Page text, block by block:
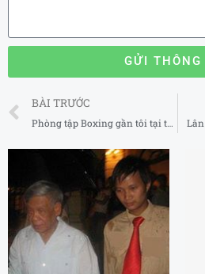
GỬI THÔNG
Prev
BÀI TRƯỚC
Phòng tập Boxing gần tôi tại tại Huyện Ba Vì Hà Nội 2025